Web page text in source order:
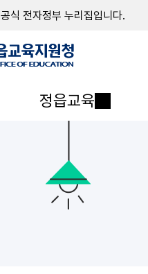
식 전자정부 누리집입니다.
정읍교육